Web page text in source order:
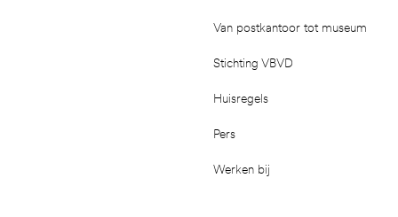
Van postkantoor tot museum
Stichting VBVD
Huisregels
Pers
Werken bij